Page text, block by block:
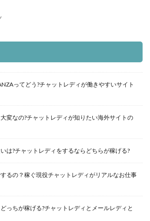
ってどう?チャットレディが働きやすいサイト
変なの?チャットレディが知りたい海外サイトの
は?チャットレディをするならどちらが稼げる?
るの？稼ぐ現役チャットレディがリアルなお仕事
っちが稼げる?チャットレディとメールレディと